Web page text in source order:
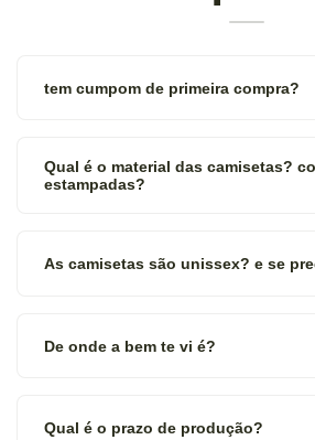
tem cumpom de primeira compra?
Qual é o material das camisetas?
estampadas?
As camisetas são unissex? e se
De onde a bem te vi é?
Qual é o prazo de produção?